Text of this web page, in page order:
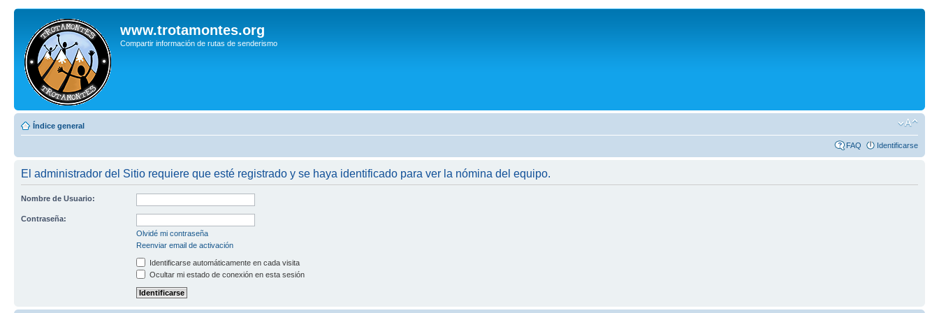
www.trotamontes.org
Compartir información de rutas de senderismo
Índice general
FAQ Identificarse
El administrador del Sitio requiere que esté registrado y se haya identificado para ver la nómina del equipo.
Nombre de Usuario:
Contraseña:
Olvidé mi contraseña
Reenviar email de activación
Identificarse automáticamente en cada visita
Ocultar mi estado de conexión en esta sesión